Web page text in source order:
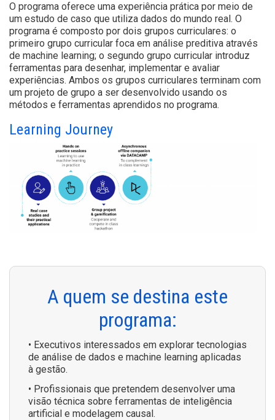
O programa oferece uma experiência prática por meio de
um estudo de caso que utiliza dados do mundo real. O
programa é composto por dois grupos curriculares: o
primeiro grupo curricular foca em análise preditiva através
de machine learning; o segundo grupo curricular introduz
ferramentas para desenhar, implementar e avaliar
experiências. Ambos os grupos curriculares terminam com
um projeto de grupo a ser desenvolvido usando os
métodos e ferramentas aprendidos no programa.
Learning Journey
A quem se destina este
programa:
• Executivos interessados em explorar tecnologias
de análise de dados e machine learning aplicadas
à gestão.
• Profissionais que pretendem desenvolver uma
visão técnica sobre ferramentas de inteligência
artificial e modelagem causal.